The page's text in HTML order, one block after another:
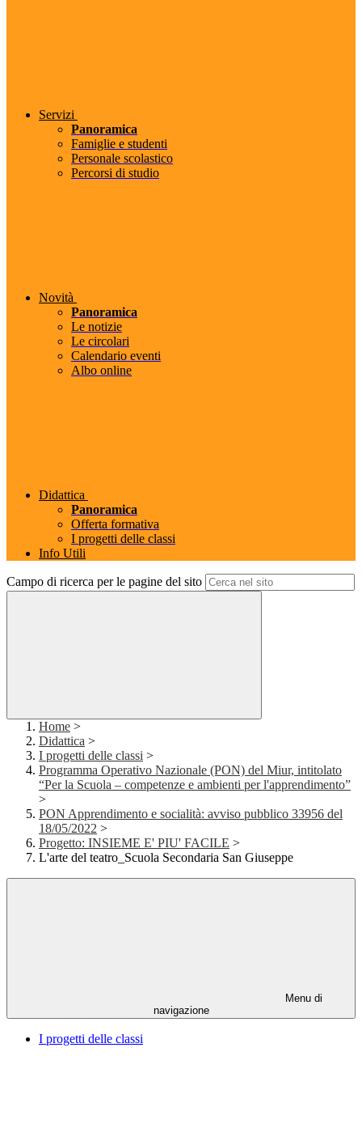
Servizi
Panoramica
Famiglie e studenti
Personale scolastico
Percorsi di studio
Novità
Panoramica
Le notizie
Le circolari
Calendario eventi
Albo online
Didattica
Panoramica
Offerta formativa
I progetti delle classi
Info Utili
Campo di ricerca per le pagine del sito
Home >
Didattica >
I progetti delle classi >
Programma Operativo Nazionale (PON) del Miur, intitolato
“Per la Scuola – competenze e ambienti per l'apprendimento”
>
PON Apprendimento e socialità: avviso pubblico 33956 del
18/05/2022 >
Progetto: INSIEME E' PIU' FACILE >
L'arte del teatro_Scuola Secondaria San Giuseppe
Menu di
navigazione
I progetti delle classi